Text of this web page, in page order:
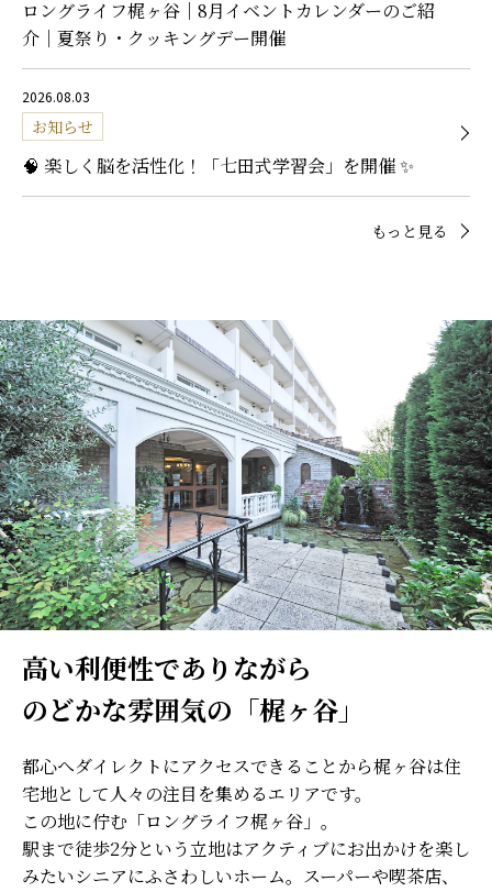
ロングライフ梶ヶ谷｜8月イベントカレンダーのご紹
介｜夏祭り・クッキングデー開催
2026.08.03
お知らせ
🧠 楽しく脳を活性化！「七田式学習会」を開催 ✨
もっと見る
高い利便性でありながら
のどかな雰囲気の「梶ヶ谷」
都心へダイレクトにアクセスできることから梶ヶ谷は住
宅地として人々の注目を集めるエリアです。
この地に佇む「ロングライフ梶ヶ谷」。
駅まで徒歩2分という立地はアクティブにお出かけを楽し
みたいシニアにふさわしいホーム。スーパーや喫茶店、